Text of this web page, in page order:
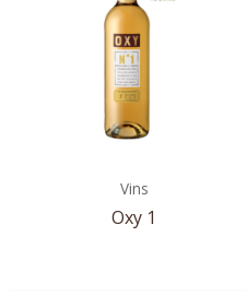
Vins
Oxy 1